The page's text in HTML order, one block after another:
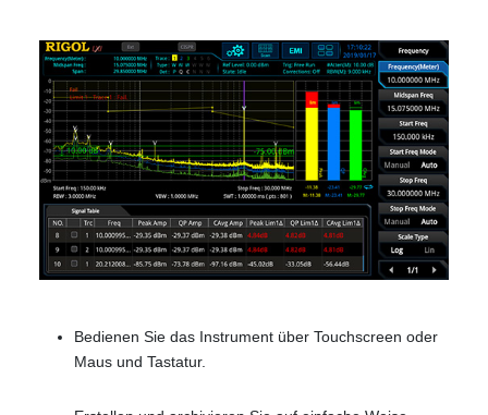
Bedienen Sie das Instrument über Touchscreen oder
Maus und Tastatur.